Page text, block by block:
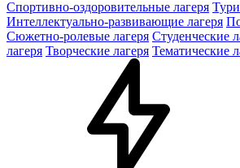
Спортивно-оздоровительные лагеря
Интеллектуально-развивающие лагеря
Сюжетно-ролевые лагеря Студенческие
лагеря Творческие лагеря Тематические